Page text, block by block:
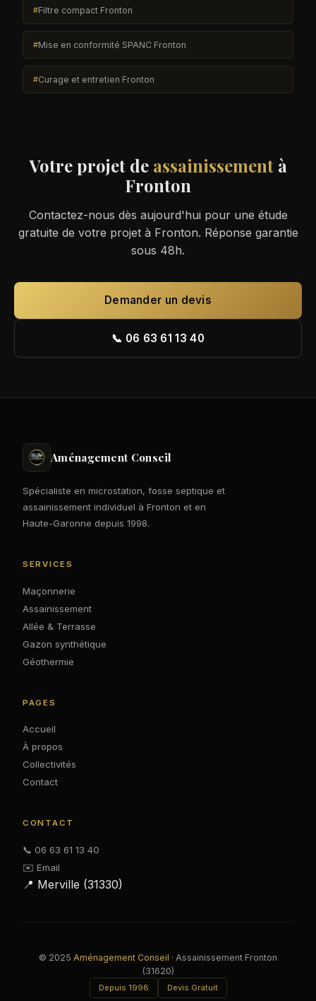
Filtre compact Fronton
Mise en conformité SPANC Fronton
Curage et entretien Fronton
Votre projet de assainissementà
Fronton
Contactez-nous dès aujourd'hui pour une étude
gratuite de votre projet à Fronton. Réponse garantie
sous 48h.
Demander un devis
📞 06 63 61 13 40
Aménagement Conseil
Spécialiste en microstation, fosse septique et
assainissement individuel à Fronton et en
Haute-Garonne depuis 1998.
SERVICES
Maçonnerie
Assainissement
Allée & Terrasse
Gazon synthétique
Géothermie
PAGES
Accueil
À propos
Collectivités
Contact
CONTACT
📞 06 63 61 13 40
✉️ Email
📍 Merville (31330)
© 2025 Aménagement Conseil · Assainissement Fronton
(31620)
Depuis 1998 Devis Gratuit